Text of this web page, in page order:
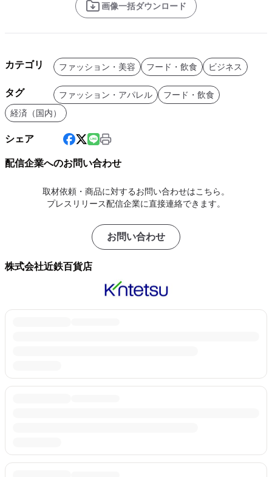
画像一括ダウンロード
カテゴリ ファッション・美容 フード・飲食 ビジネス
タグ ファッション・アパレル
フード・飲食
経済（国内）
シェア
配信企業へのお問い合わせ
取材依頼・商品に対するお問い合わせはこちら。
プレスリリース配信企業に直接連絡できます。
お問い合わせ
株式会社近鉄百貨店